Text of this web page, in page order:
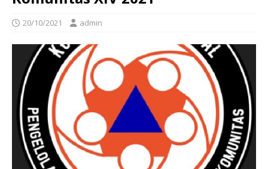
20/10/2021 admin